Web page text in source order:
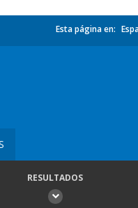
Esta página en:
RESULTADOS